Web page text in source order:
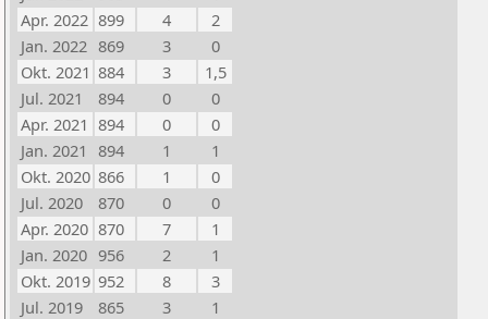
Apr. 2022 899 4
2
Jan. 2022 869 3
0
Okt. 2021 884 3
1,5
Jul. 2021
894 0
0
Apr. 2021 894 0
0
Jan. 2021 894 1
1
Okt. 2020 866 1
0
Jul. 2020
870 0
0
Apr. 2020 870 7
1
Jan. 2020 956 2
1
Okt. 2019 952 8
3
Jul. 2019
865 3
1